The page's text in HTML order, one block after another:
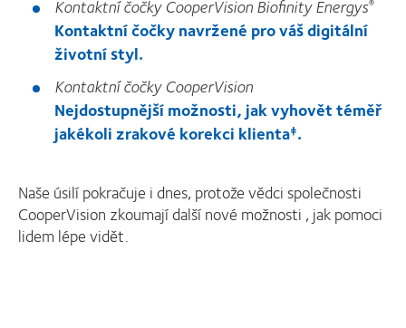
Kontaktní čočky CooperVision Biofinity Energys
Kontaktní čočky navržené pro váš digitální
životní styl.
Kontaktní čočky CooperVision
Nejdostupnější možnosti, jak vyhovět téměř
jakékoli zrakové korekci klienta‡.
Naše úsilí pokračuje i dnes, protože vědci společnosti
CooperVision zkoumají další nové možnosti , jak pomoci
lidem lépe vidět.